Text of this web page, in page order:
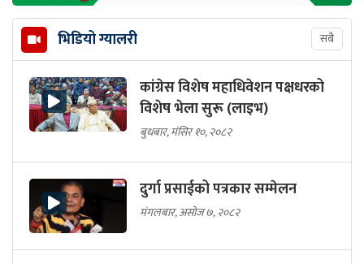
भिडियो ग्यालरी सबै
कांग्रेस विशेष महाधिवेशन पक्षधरको
विशेष भेला सुरू (लाइभ)
बुधबार, मंसिर १०, २०८२
दुर्गा प्रसाईको पत्रकार सम्मेलन
मंगलबार, असोज ७, २०८२